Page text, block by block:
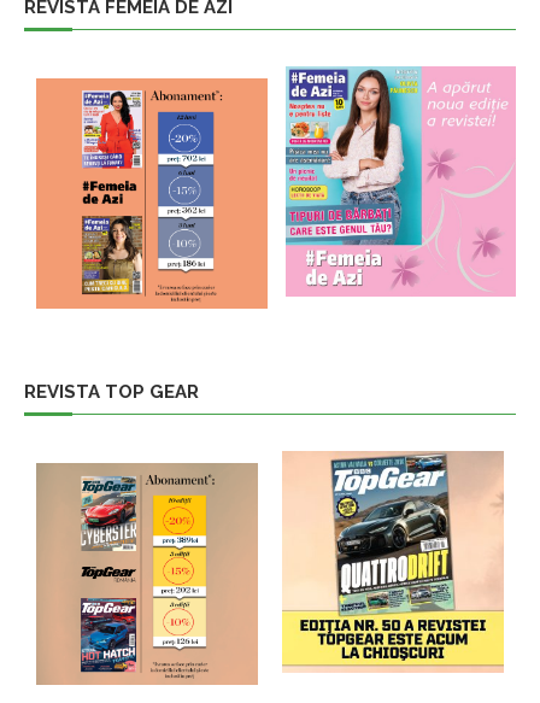
REVISTA FEMEIA DE AZI
REVISTA TOP GEAR